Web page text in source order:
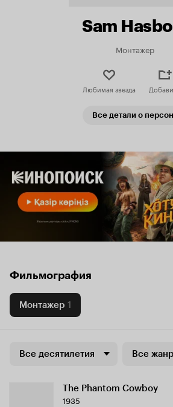
Sam
Монтажер
Любимая звезда
Все детали о
Фильмография
Монтажер 1
Все десятилетия Все
The Phantom Cowboy
1935